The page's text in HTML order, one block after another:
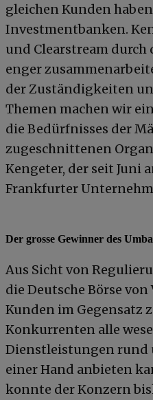
gleichen Kunden
Investmentbanken.
und Clearstream
enger
der Zuständigkeiten
Themen machen wir
die Bedürfnisses der
zugeschnittenen
Kengeter, der seit Juni
Frankfurter
Der grosse Gewinner des
Aus Sicht von
die Deutsche Börse
Kunden im Gegensatz
Konkurrenten alle
Dienstleistungen rund
einer Hand anbieten
konnte der Konzern